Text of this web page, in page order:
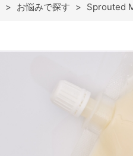
> お悩みで探す > Sprouted